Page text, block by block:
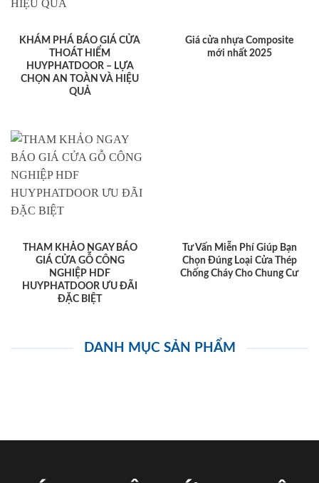
KHÁM PHÁ BÁO GIÁ CỬA
THOÁT HIỂM
HUYPHATDOOR – LỰA
CHỌN AN TOÀN VÀ HIỆU
QUẢ
Giá cửa nhựa Composite
mới nhất 2025
THAM KHẢO NGAY BÁO
GIÁ CỬA GỖ CÔNG
NGHIỆP HDF
HUYPHATDOOR ƯU ĐÃI
ĐẶC BIỆT
Tư Vấn Miễn Phí Giúp Bạn
Chọn Đúng Loại Cửa Thép
Chống Cháy Cho Chung Cư
DANH MỤC SẢN PHẨM